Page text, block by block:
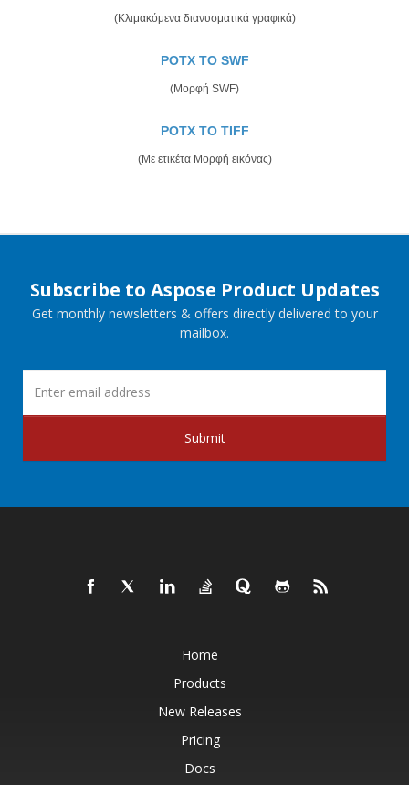
(Κλιμακόμενα διανυσματικά γραφικά)
POTX TO SWF
(Μορφή SWF)
POTX TO TIFF
(Με ετικέτα Μορφή εικόνας)
Subscribe to Aspose Product Updates
Get monthly newsletters & offers directly delivered to your
mailbox.
Submit
Home
Products
New Releases
Pricing
Docs